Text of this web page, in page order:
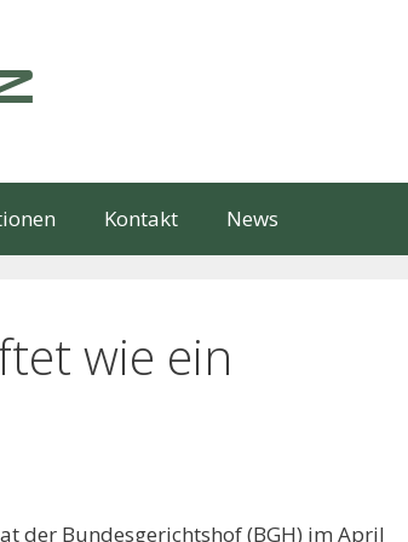
Kontakt News
wie ein
der Bundesgerichtshof (BGH) im April